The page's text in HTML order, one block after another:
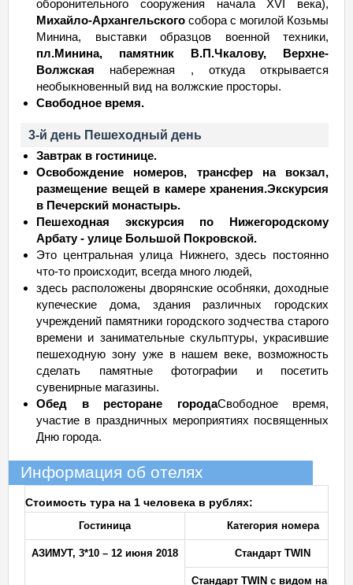
оборонительного сооружения начала XVI века),
Михайло-Архангельского собора с могилой Козьмы
Минина, выставки образцов военной техники,
пл.Минина, памятник В.П.Чкалову, Верхне-
Волжская набережная , откуда открывается
необыкновенный вид на волжские просторы.
Свободное время.
3-й день Пешеходный день
Завтрак в гостинице.
Освобождение номеров, трансфер на вокзал,
размещение вещей в камере хранения.Экскурсия
в Печерский монастырь.
Пешеходная экскурсия по Нижегородскому
Арбату - улице Большой Покровской.
Это центральная улица Нижнего, здесь постоянно
что-то происходит, всегда много людей,
здесь расположены дворянские особняки, доходные
купеческие дома, здания различных городских
учреждений памятники городского зодчества старого
времени и занимательные скульптуры, украсившие
пешеходную зону уже в нашем веке, возможность
сделать памятные фотографии и посетить
сувенирные магазины.
Обед в ресторане городаСвободное время,
участие в праздничных мероприятиях посвященных
Дню города.
Информация об отелях
Стоимость тура на 1 человека в рублях:
Гостиница Категория номера
АЗИМУТ, 3*10 – 12 июня 2018 Стандарт TWIN
Стандарт TWIN с видом на реки